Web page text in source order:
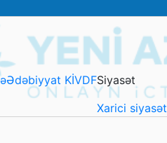
Ədəbiyyat KİVDFSiyasət
Xarici siyasət